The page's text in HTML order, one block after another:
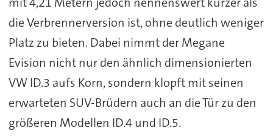
die Verbrennerversion ist, ohne deutlich weniger
Platz zu bieten. Dabei nimmt der Megane
Evision nicht nur den ähnlich dimensionierten
VW ID.3 aufs Korn, sondern klopft mit seinen
erwarteten SUV-Brüdern auch an die Tür zu den
größeren Modellen ID.4 und ID.5.